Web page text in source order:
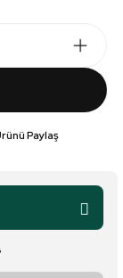
Paylaş